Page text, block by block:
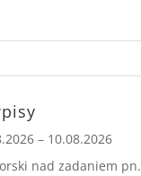
– 10.08.2026
nad zadaniem